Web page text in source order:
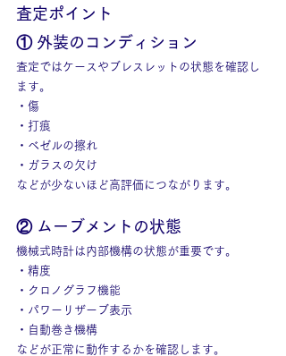
査定ポイント
① 外装のコンディション
査定ではケースやブレスレットの状態を確認し
ます。
・傷
・打痕
・ベゼルの擦れ
・ガラスの欠け
などが少ないほど高評価につながります。
② ムーブメントの状態
機械式時計は内部機構の状態が重要です。
・精度
・クロノグラフ機能
・パワーリザーブ表示
・自動巻き機構
などが正常に動作するかを確認します。